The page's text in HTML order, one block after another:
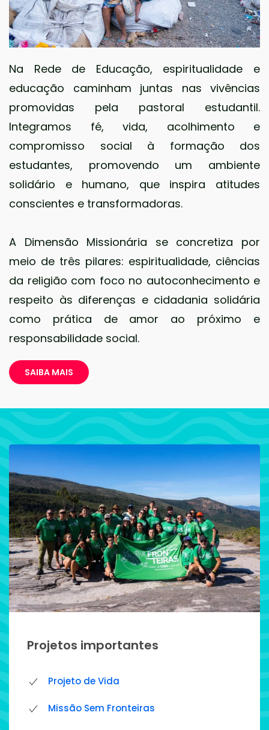
Na Rede de Educação, espiritualidade e
educação caminham juntas nas vivências
promovidas pela pastoral estudantil.
Integramos fé, vida, acolhimento e
compromisso social à formação dos
estudantes, promovendo um ambiente
solidário e humano, que inspira atitudes
conscientes e transformadoras.
A Dimensão Missionária se concretiza por
meio de três pilares: espiritualidade, ciências
da religião com foco no autoconhecimento e
respeito às diferenças e cidadania solidária
como prática de amor ao próximo e
responsabilidade social.
SAIBA MAIS
Projetos importantes
Projeto de Vida
Missão Sem Fronteiras